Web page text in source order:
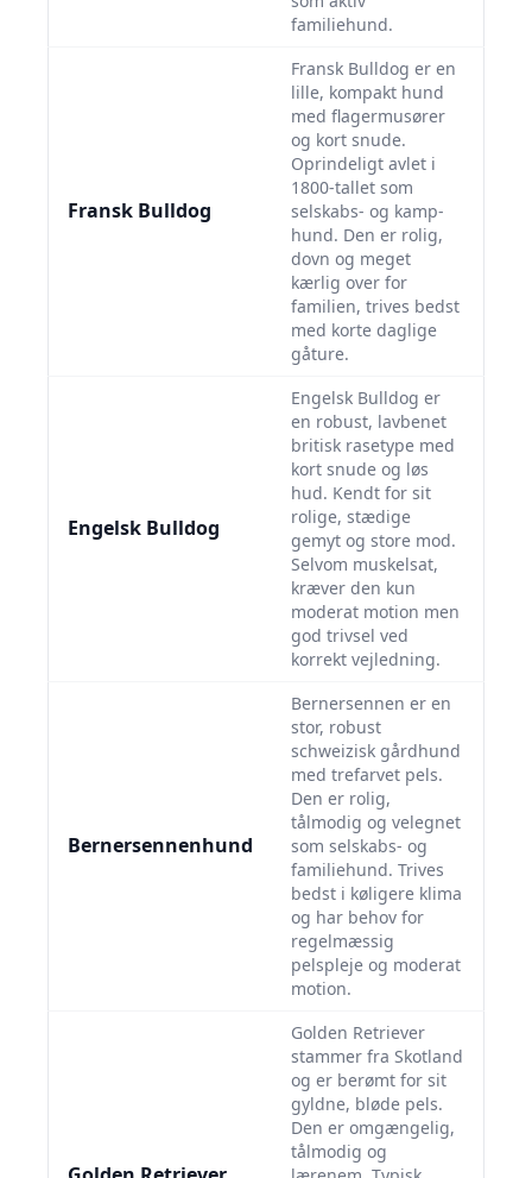
familiehund.
Fransk Bulldog
Fransk Bulldog er en
lille, kompakt hund
med flagermusører
og kort snude.
Oprindeligt avlet i
1800-tallet som
selskabs- og kamp-
hund. Den er rolig,
dovn og meget
kærlig over for
familien, trives bedst
med korte daglige
gåture.
Engelsk Bulldog
Engelsk Bulldog er
en robust, lavbenet
britisk rasetype med
kort snude og løs
hud. Kendt for sit
rolige, stædige
gemyt og store mod.
Selvom muskelsat,
kræver den kun
moderat motion men
god trivsel ved
korrekt vejledning.
Bernersennenhund
Bernersennen er en
stor, robust
schweizisk gårdhund
med trefarvet pels.
Den er rolig,
tålmodig og velegnet
som selskabs- og
familiehund. Trives
bedst i køligere klima
og har behov for
regelmæssig
pelspleje og moderat
motion.
Golden Retriever
stammer fra Skotland
og er berømt for sit
gyldne, bløde pels.
Den er omgængelig,
tålmodig og